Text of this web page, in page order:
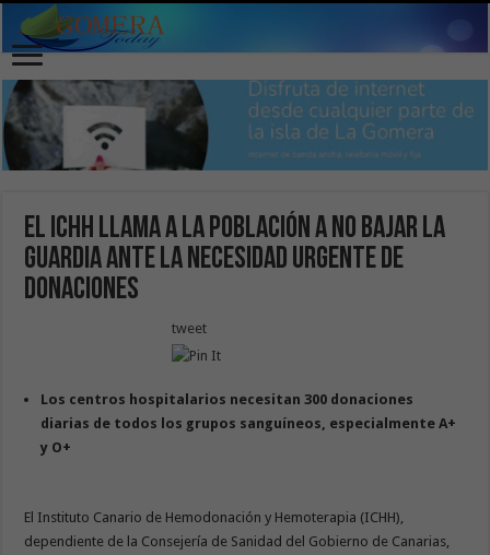
El ICHH llama a la población a no bajar la
guardia ante la necesidad urgente de
donaciones
tweet
Los centros hospitalarios necesitan 300 donaciones
diarias de todos los grupos sanguíneos, especialmente A+
y O+
El Instituto Canario de Hemodonación y Hemoterapia (ICHH),
dependiente de la Consejería de Sanidad del Gobierno de Canarias,